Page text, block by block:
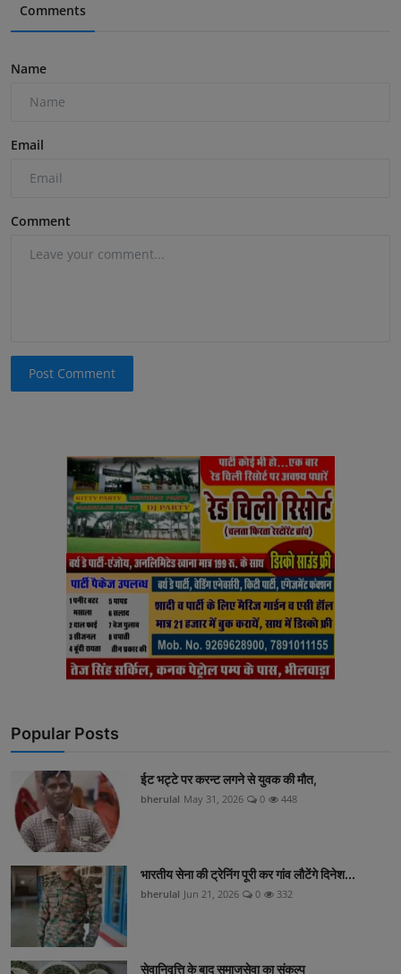
Comments
Name
Email
Comment
Post Comment
Popular Posts
ईट भट्टे पर करन्ट लगने से युवक की मौत,
bherulal May 31, 2026 0 448
भारतीय सेना की ट्रेनिंग पूरी कर गांव लौटेंगे दिनेश...
bherulal Jun 21, 2026 0 332
सेवानिवृत्ति के बाद समाजसेवा का संकल्प